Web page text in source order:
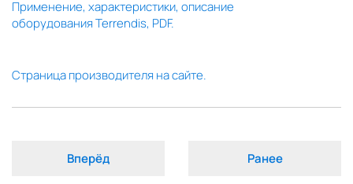
Применение, характеристики, описание
оборудования Terrendis, PDF.
Страница производителя на сайте.
Вперёд Ранее